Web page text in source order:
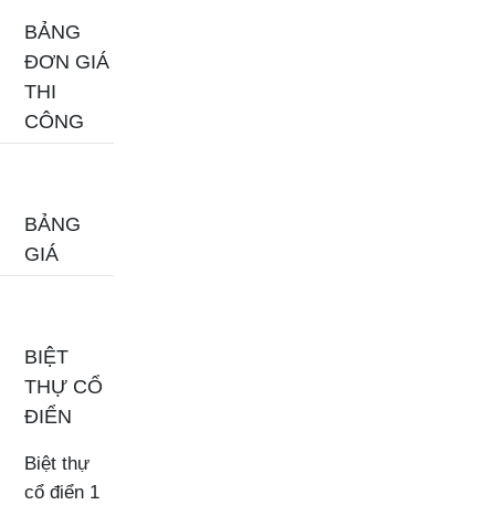
BẢNG
ĐƠN GIÁ
THI
CÔNG
BẢNG
GIÁ
BIỆT
THỰ CỔ
ĐIỂN
Biệt thự
cổ điển 1